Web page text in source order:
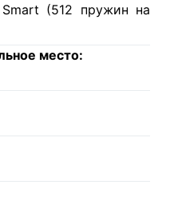
(512 пружин на
место: